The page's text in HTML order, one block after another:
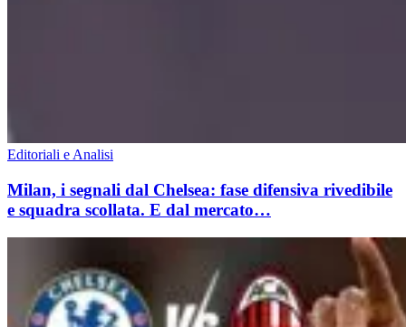
Editoriali e Analisi
Milan, i segnali dal Chelsea: fase difensiva rivedibile
e squadra scollata. E dal mercato…